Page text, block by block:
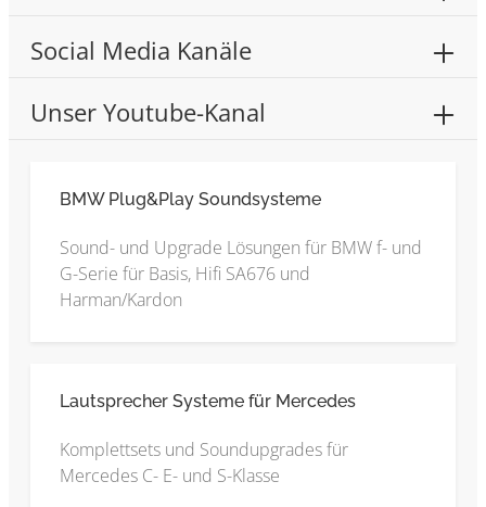
Social Media Kanäle
Unser Youtube-Kanal
BMW Plug&Play Soundsysteme
Sound- und Upgrade Lösungen für BMW f- und
G-Serie für Basis, Hifi SA676 und
Harman/Kardon
Lautsprecher Systeme für Mercedes
Komplettsets und Soundupgrades für
Mercedes C- E- und S-Klasse